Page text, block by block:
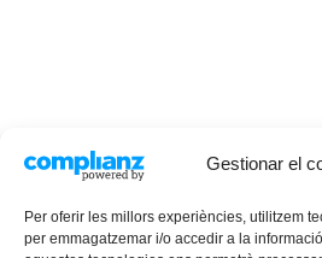
Gestionar el
Per oferir les millors experiències, utilitzem
per emmagatzemar i/o accedir a la